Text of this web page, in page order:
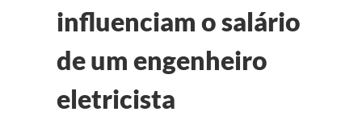
influenciam o salário
de um engenheiro
eletricista